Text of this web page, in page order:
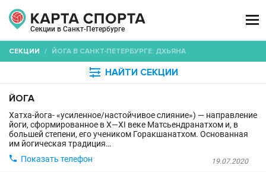
Секции в Санкт-Петербурге

СЕКЦИИ / ЙОГА В САНКТ-ПЕТЕРБУРГЕ: ДХЬЯНА
 НАЙТИ СЕКЦИИ
ЙОГА
Хатха-йога- «усиленное/настойчивое слияние») — направление
йоги, сформированное в X—XI веке Матсьендранатхом и, в
большей степени, его учеником Горакшанатхом. Основанная
им йогическая традиция…
19.07.2020
 Показать телефон